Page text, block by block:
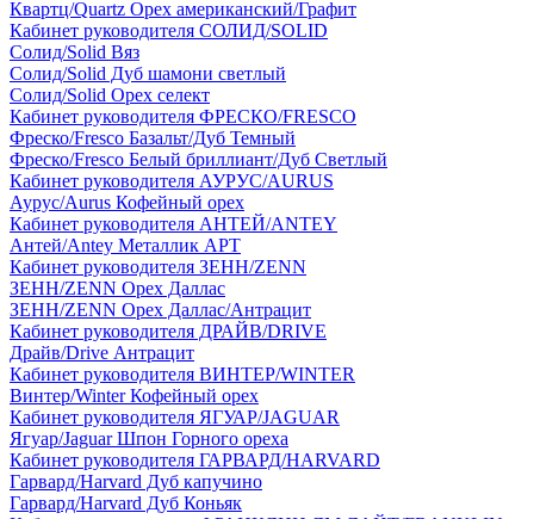
Квартц/Quartz Орех американский/Графит
Кабинет руководителя СОЛИД/SOLID
Солид/Solid Вяз
Солид/Solid Дуб шамони светлый
Солид/Solid Орех селект
Кабинет руководителя ФРЕСКО/FRESCO
Фреско/Fresco Базальт/Дуб Темный
Фреско/Fresco Белый бриллиант/Дуб Светлый
Кабинет руководителя АУРУС/AURUS
Аурус/Aurus Кофейный орех
Кабинет руководителя АНТЕЙ/ANTEY
Антей/Antey Металлик АРТ
Кабинет руководителя ЗЕНН/ZENN
ЗЕНН/ZENN Орех Даллас
ЗЕНН/ZENN Орех Даллас/Антрацит
Кабинет руководителя ДРАЙВ/DRIVE
Драйв/Drive Антрацит
Кабинет руководителя ВИНТЕР/WINTER
Винтер/Winter Кофейный орех
Кабинет руководителя ЯГУАР/JAGUAR
Ягуар/Jaguar Шпон Горного ореха
Кабинет руководителя ГАРВАРД/HARVARD
Гарвард/Harvard Дуб капучино
Гарвард/Harvard Дуб Коньяк